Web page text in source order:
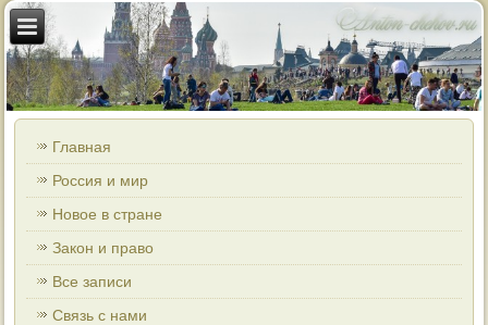
Главная
Россия и мир
Новое в стране
Закон и право
Все записи
Связь с нами